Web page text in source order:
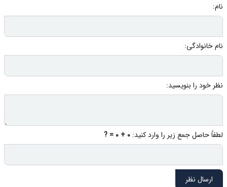
نام:
نام خانوادگی:
نظر خود را بنویسید:
لطفاً حاصل جمع زیر را وارد کنید: 0 + 0 = ?
ارسال نظر